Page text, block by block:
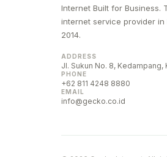
Internet Built for Business.
internet service provider in
2014.
ADDRESS
Jl. Sukun No. 8, Kedampang,
PHONE
+62 811 4248 8880
EMAIL
info@gecko.co.id